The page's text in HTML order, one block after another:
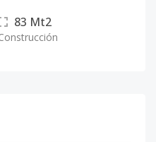
83 Mt2